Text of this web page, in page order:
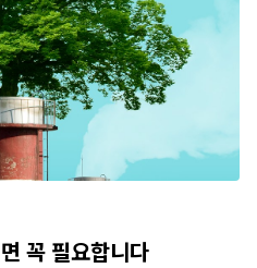
꼭 필요합니다